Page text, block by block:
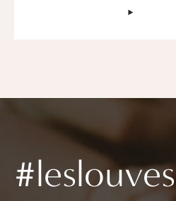
‣
#leslouves